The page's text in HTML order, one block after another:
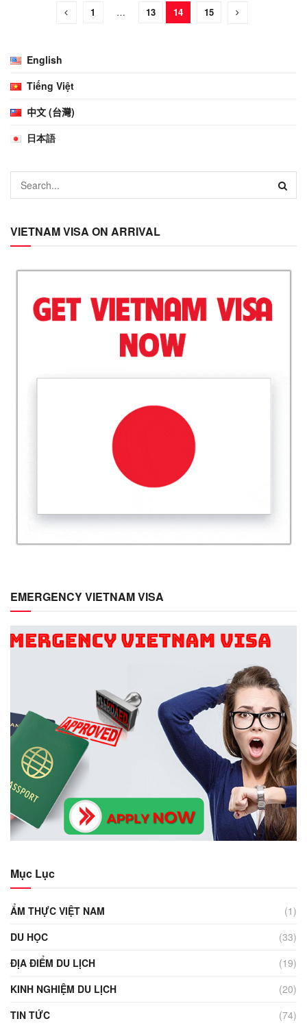
1 … 13 14 15
English
Tiếng Việt
中文 (台灣)
日本語
VIETNAM VISA ON ARRIVAL
EMERGENCY VIETNAM VISA
Mục Lục
ẨM THỰC VIỆT NAM
(1)
DU HỌC
(33)
ĐỊA ĐIỂM DU LỊCH
(19)
KINH NGHIỆM DU LỊCH
(20)
TIN TỨC
(74)